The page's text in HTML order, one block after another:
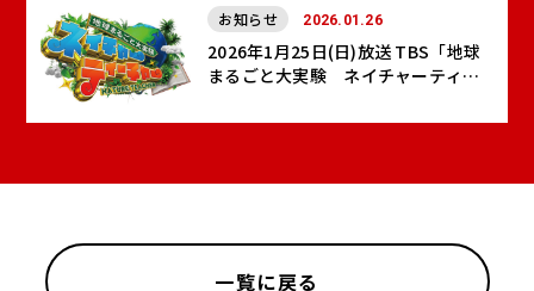
2026.01.26
お知らせ
2026年1月25日(日)放送 TBS「地球
まるごと大実験 ネイチャーティー
一覧に戻る